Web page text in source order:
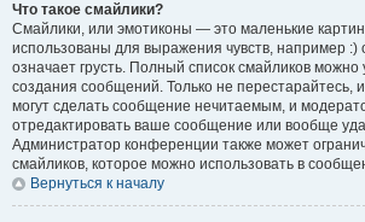
Что такое смайлики?
Смайлики, или эмотиконы — это маленькие
использованы для выражения чувств, например :)
означает грусть. Полный список смайликов
создания сообщений. Только не перестарайтесь,
могут сделать сообщение нечитаемым, и
отредактировать ваше сообщение или вообще
Администратор конференции также может
смайликов, которое можно использовать в
Вернуться к началу